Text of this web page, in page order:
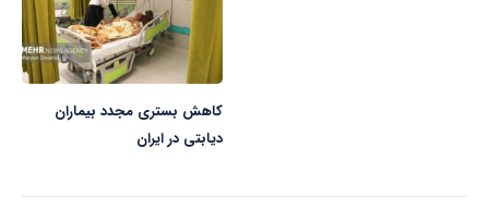
کاهش بستری مجدد بیماران
دیابتی در ایران